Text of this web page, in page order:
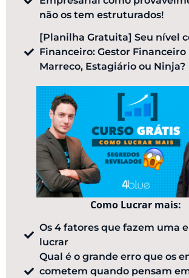
não os tem estruturados!
[Planilha Gratuita] Seu nível
Financeiro: Gestor Financeiro
Marreco, Estagiário ou Ninja?
Como Lucrar mais:
Os 4 fatores que fazem uma
lucrar
Qual é o grande erro que os
cometem quando pensam